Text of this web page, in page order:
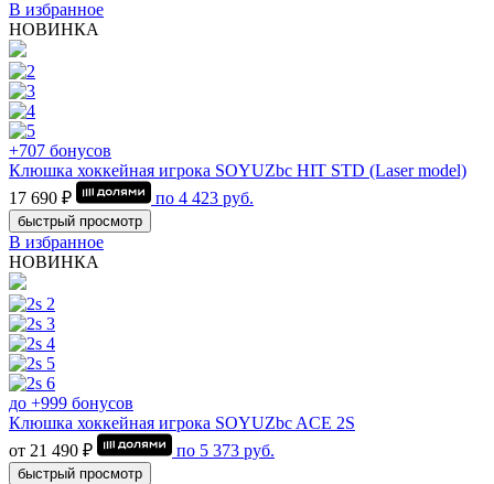
В избранное
НОВИНКА
+707 бонусов
Клюшка хоккейная игрока SOYUZbc HIT STD (Laser model)
17 690 ₽
по 4 423 руб.
быстрый просмотр
В избранное
НОВИНКА
до +999 бонусов
Клюшка хоккейная игрока SOYUZbc ACE 2S
от 21 490 ₽
по 5 373 руб.
быстрый просмотр